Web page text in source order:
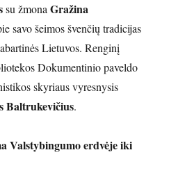
su žmonaGražina
savo šeimos švenčių tradicijas
Lietuvos. Renginį
Dokumentinio paveldo
skyriaus vyresnysis
Baltrukevičius.
Valstybingumo erdvėje iki